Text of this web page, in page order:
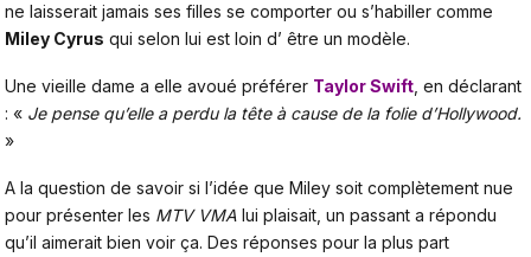
ne laisserait jamais ses filles se comporter ou s’habiller comme
Miley Cyrus qui selon lui est loin d’ être un modèle.
Une vieille dame a elle avoué préférer Taylor Swift , en déclarant
: « Je pense qu’elle a perdu la tête à cause de la folie d’Hollywood.
»
A la question de savoir si l’idée que Miley soit complètement nue
pour présenter les MTV VMA lui plaisait, un passant a répondu
qu’il aimerait bien voir ça. Des réponses pour la plus part